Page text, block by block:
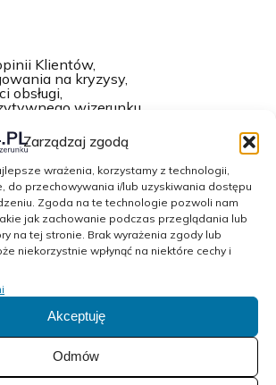
Zarządzaj zgodą
wrażenia, korzystamy z technologii,
do przechowywania i/lub uzyskiwania dostępu
Zgoda na te technologie pozwoli nam
jak zachowanie podczas przeglądania lub
na tej stronie. Brak wyrażenia zgody lub
niekorzystnie wpłynąć na niektóre cechy i
Akceptuję
Odmów
Klientów,
na kryzysy,
obsługi,
wizerunku,
do marki,
potrzeb Klientów.
internet działa bardzo dynamicznie.
może szybko rozprzestrzenić
i wpłynąć na
dużą grupę odbiorców.
zarządzanie reputacją online powinno
strategii marketingowej każdej